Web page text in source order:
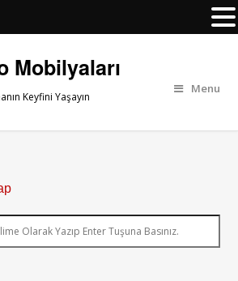
Mobilyaları
Keyfini Yaşayın
Menu